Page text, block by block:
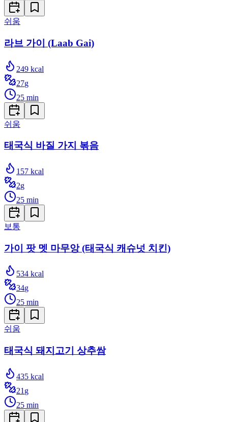
쉬움
라브 가이 (Laab Gai)
249 kcal
27g
25 min
쉬움
태국식 바질 가지 볶음
157 kcal
2g
25 min
보통
가이 팟 멧 마무앙 (태국식 캐슈넛 치킨)
534 kcal
34g
25 min
쉬움
태국식 돼지고기 상추쌈
435 kcal
21 g
25 min